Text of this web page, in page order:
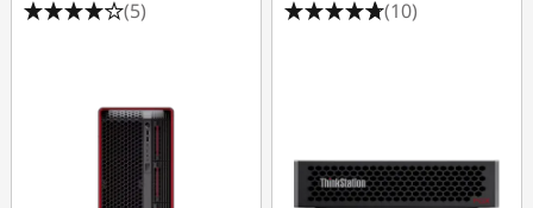
(5) (10)